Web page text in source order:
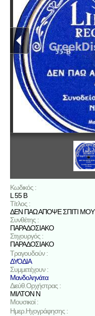
Κωδικός :
L 55 B
Τίτλος :
ΔΕΝ ΠΑΩ ΑΠΟΨΕ ΣΠΙΤΙ ΜΟΥ
Συνθέτης :
ΠΑΡΑΔΟΣΙΑΚΟ
Στιχουργός :
ΠΑΡΑΔΟΣΙΑΚΟ
Τραγουδούν :
ΔΥΟΔΙΑ
Συμμετέχουν :
Μανδοληνάτα
Διεύθ.Ορχήστρας :
ΜΙΛΤΟΝ Ν
Μουσικοί :
Ημερ.Ηχογράφησης :